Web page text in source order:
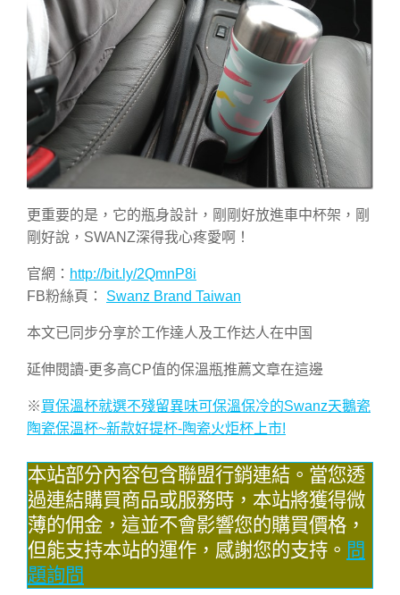
更重要的是，它的瓶身設計，剛剛好放進車中杯架，剛
剛好說，SWANZ深得我心疼愛啊！
官網： http://bit.ly/2QmnP8i
FB粉絲頁： Swanz Brand Taiwan
本文已同步分享於工作達人及工作达人在中国
延伸閱讀-更多高CP值的保溫瓶推薦文章在這邊
※買保溫杯就選不殘留異味可保溫保冷的Swanz天鵝瓷
陶瓷保溫杯~新款好提杯-陶瓷火炬杯上市!
本站部分內容包含聯盟行銷連結。當您透
過連結購買商品或服務時，本站將獲得微
薄的佣金，這並不會影響您的購買價格，
但能支持本站的運作，感謝您的支持。 問
題詢問